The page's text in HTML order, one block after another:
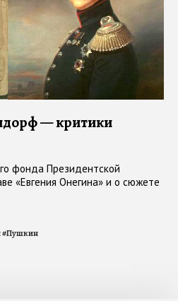
— критики
фонда Президентской
«Евгения Онегина» и о сюжете
#Пушкин